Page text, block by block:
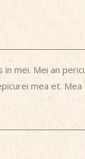
mei. Mei an
mea et.